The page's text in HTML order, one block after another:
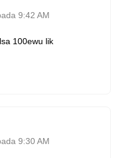
9:42 AM
100ewu lik
9:30 AM